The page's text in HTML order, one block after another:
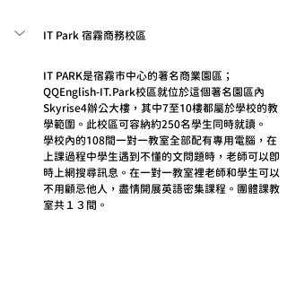
IT Park 宿霧商務校區
IT PARK是宿霧市中心的著名商業園區；
QQEnglish-IT.Park校區就位於這個著名園區內
Skyrise4辦公大樓，其中7至10樓都屬於學校的教
學範圍。此校區可容納約250名學生同時就讀。
學校內的108間一對一教室全部配有專用電腦，在
上課過程中學生遇到不懂的文問題時，老師可以即
時上網搜尋訊息。在一對一教室裡老師和學生可以
不用顧忌他人，盡情開展英語密集課程。團體課教
室共１３間。